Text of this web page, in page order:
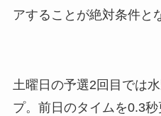
アすることが絶対条件と
土曜日の予選2回目では
プ。前日のタイムを0.3